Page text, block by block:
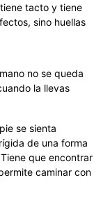
tacto y tiene
sino huellas
no se queda
la llevas
se sienta
de una forma
que encontrar
caminar con